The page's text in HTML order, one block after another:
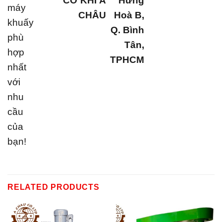
máy
khuấy
phù
hợp
nhất
với
nhu
cầu
của
bạn!
CHÂU
Hoà B,
Q. Bình
Tân,
TPHCM
RELATED PRODUCTS